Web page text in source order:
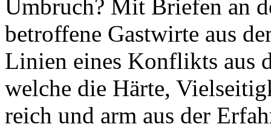
Umbruch? Mit Briefen an
betroffene Gastwirte aus
Linien eines Konflikts aus
welche die Härte,
reich und arm aus der